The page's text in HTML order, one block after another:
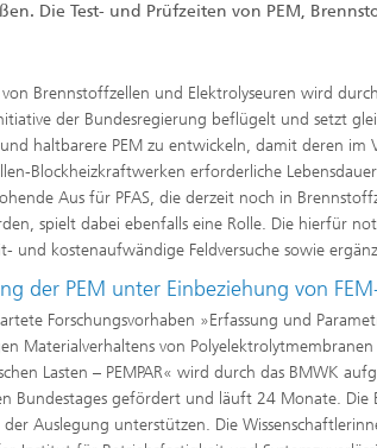
Die Test- und Prüfzeiten von PEM,
Brennstoffzellen und Elektrolyseuren wird
der Bundesregierung beflügelt und setzt
haltbarere PEM zu entwickeln, damit deren im
Blockheizkraftwerken erforderliche
Aus für PFAS, die derzeit noch in
spielt dabei ebenfalls eine Rolle. Die hierfür
und kostenaufwändige Feldversuche sowie
der PEM unter Einbeziehung von
Forschungsvorhaben »Erfassung und
Materialverhaltens von
Lasten – PEMPAR« wird durch das BMWK
Bundestages gefördert und läuft 24 Monate. Die
Auslegung unterstützen. Die